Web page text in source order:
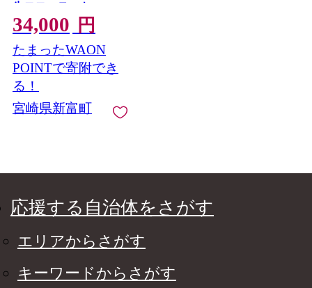
牛モモステーキ 800g
＆ 県産豚大判ロース
1.6kg］小分け 冷凍 バ
ラエティ 個包装 ※ご
入金月の翌月中に出荷
【D155】
34,000 円
たまったWAON
POINTで寄附でき
る！
宮崎県新富町
応援する自治体をさがす
エリアからさがす
キーワードからさがす